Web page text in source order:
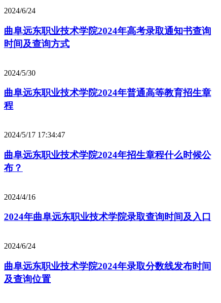
2024/6/24
曲阜远东职业技术学院2024年高考录取通知书查询
时间及查询方式
2024/5/30
曲阜远东职业技术学院2024年普通高等教育招生章
程
2024/5/17 17:34:47
曲阜远东职业技术学院2024年招生章程什么时候公
布？
2024/4/16
2024年曲阜远东职业技术学院录取查询时间及入口
2024/6/24
曲阜远东职业技术学院2024年录取分数线发布时间
及查询位置